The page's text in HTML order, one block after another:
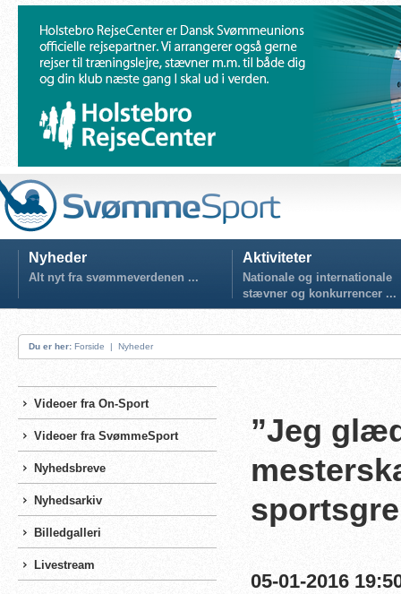
Nyheder
Alt nyt fra svømmeverdenen ...
Aktiviteter
Nationale og internationale
stævner og konkurrencer ...
Du er her: Forside | Nyheder
Videoer fra On-Sport
Videoer fra SvømmeSport
Nyhedsbreve
Nyhedsarkiv
Billedgalleri
Livestream
”Jeg
05-01-2016